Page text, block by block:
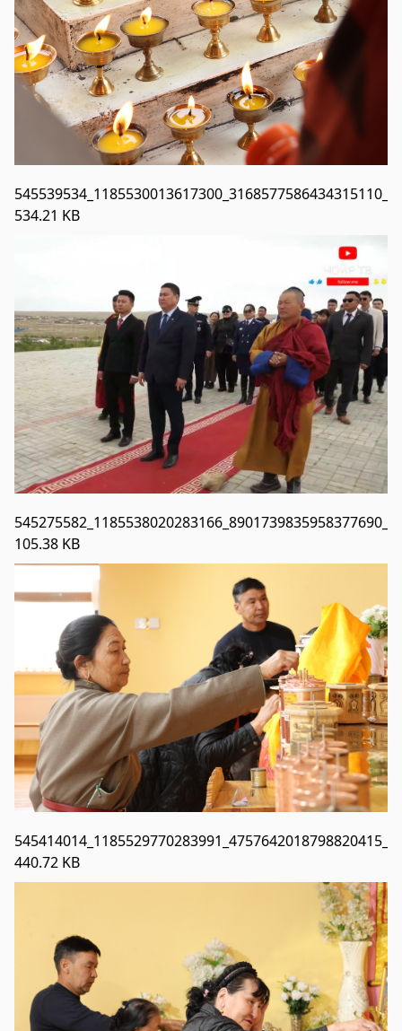
534.21 KB
105.38 KB
440.72 KB